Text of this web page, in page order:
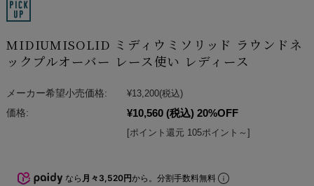
MIDIUMISOLID ミディウミソリッド ラウンドネ
ックプルオーバー レース使い レディース
メーカー希望小売価格: ¥13,200(税込)
価格:
¥10,560 (税込) 20%OFF
[ポイント還元 105ポイント～]
なら 月々3,520円から。分割手数料無料